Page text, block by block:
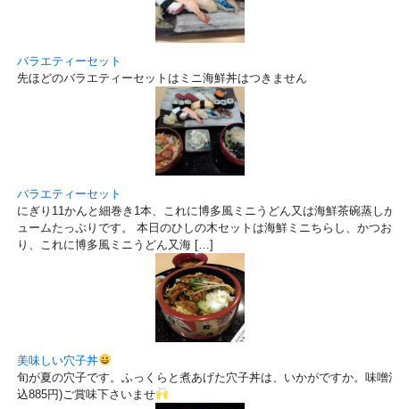
バラエティーセット
先ほどのバラエティーセットはミニ海鮮丼はつきません
バラエティーセット
にぎり11かんと細巻き1本、これに博多風ミニうどん又は海鮮茶碗蒸しが
ュームたっぷりです。 本日のひしの木セットは海鮮ミニちらし、かつお
り、これに博多風ミニうどん又海 […]
美味しい穴子丼
旬が夏の穴子です。ふっくらと煮あげた穴子丼は、いかがですか。味噌
込885円)ご賞味下さいませ